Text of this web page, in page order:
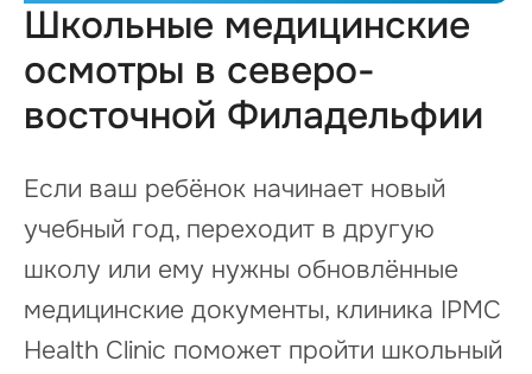
Школьные медицинские
осмотры в северо-
восточной Филадельфии
Если ваш ребёнок начинает новый
учебный год, переходит в другую
школу или ему нужны обновлённые
медицинские документы, клиника IPMC
Health Clinic поможет пройти школьный